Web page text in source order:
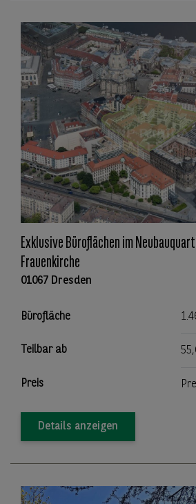
Exklusive Büroflächen im
Frauenkirche
01067 Dresden
Bürofläche
Teilbar ab
Preis
Details anzeigen